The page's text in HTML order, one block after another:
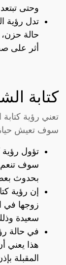
وحتى
تدل رؤية
حالة
أثر على
كتابة
تعني رؤية
سوف تعيش حياة
تؤول رؤية
سوف تنعم
بحدوث
إن رؤية
زوجها في
سعيدة
في حالة
هذا يعني
المقبلة